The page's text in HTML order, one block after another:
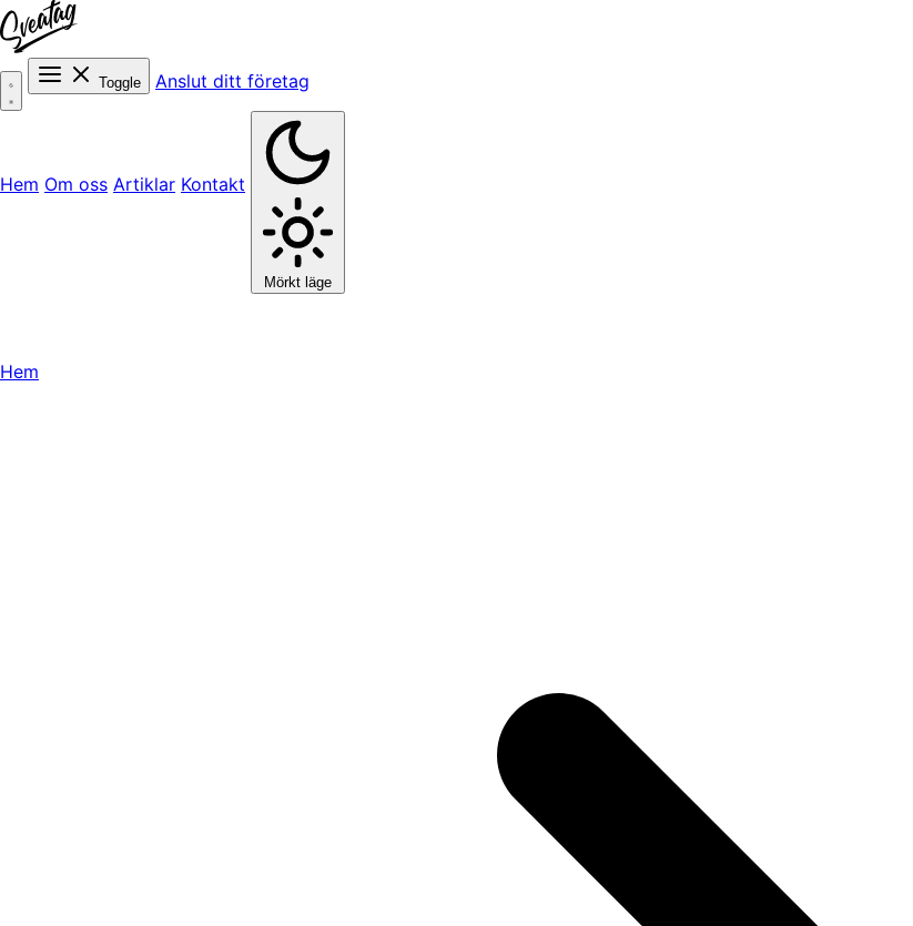
Toggle Anslut ditt företag
Hem Om oss Artiklar Kontakt
Mörkt läge
Hem